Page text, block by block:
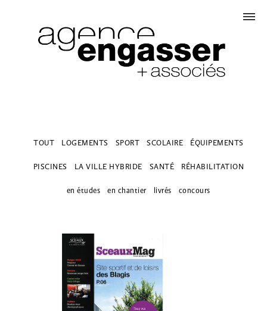
TOUT LOGEMENTS SPORT SCOLAIRE ÉQUIPEMENTS
PISCINES LA VILLE HYBRIDE SANTÉ RÉHABILITATION
en études en chantier livrés concours